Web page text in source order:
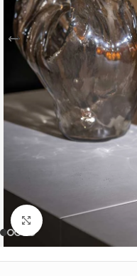
Büyütmek için tıklayın